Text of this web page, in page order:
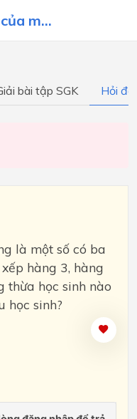
m...
bài tập SGK Hỏi
là một số có ba
hàng 3, hàng
thừa học sinh nào
học sinh?